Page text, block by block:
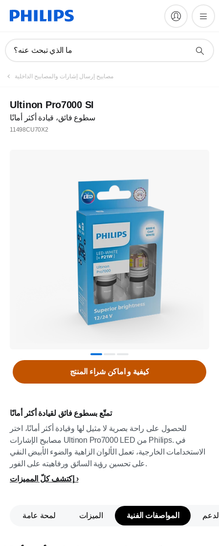
ما الذي تبحث عنه؟
مصابيح إرسال إشارات والمصابيح الداخلية
Ultinon Pro7000 SI
سطوع فائق، قيادة أكثر أمانًا
11498CU70X2
تمتّع بسطوع فائق لقيادة أكثر أمانًا
للحصول على راحة بصرية لا مثيل لها وقيادة أكثر أمانًا، اختر
مصابيح الإشارات Ultinon Pro7000 LED من Philips. في
الاستخدامات الخارجية، تعمل الألوان الزاهية والضوء الأبيض النقي
على تحسين رؤية السائق ورفاهيته على الفور.
إكتشف كلّ المميزات
كيفية و اماكن شراء المنتج
لمحة عامة الميزات المواصفات الفنية